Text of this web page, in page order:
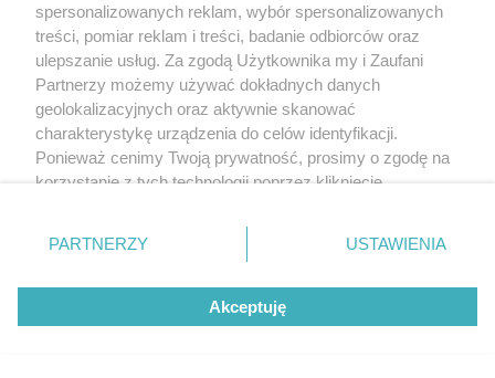
spersonalizowanych reklam, wybór spersonalizowanych
treści, pomiar reklam i treści, badanie odbiorców oraz
ulepszanie usług. Za zgodą Użytkownika my i Zaufani
Partnerzy możemy używać dokładnych danych
geolokalizacyjnych oraz aktywnie skanować
charakterystykę urządzenia do celów identyfikacji.
Ponieważ cenimy Twoją prywatność, prosimy o zgodę na
korzystanie z tych technologii poprzez kliknięcie
zmienić/wycofać klikając przycisk ustawień prywatności
znajdujący się w lewym dolnym rogu strony
rodzaje przetwarzania danych nie wymagają zgody
użytkownika, ale masz prawo sprzeciwić się takiemu
przetwarzaniu. Preferencje będą miały zastosowanie tylko
PARTNERZY USTAWIENIA
Akceptuję